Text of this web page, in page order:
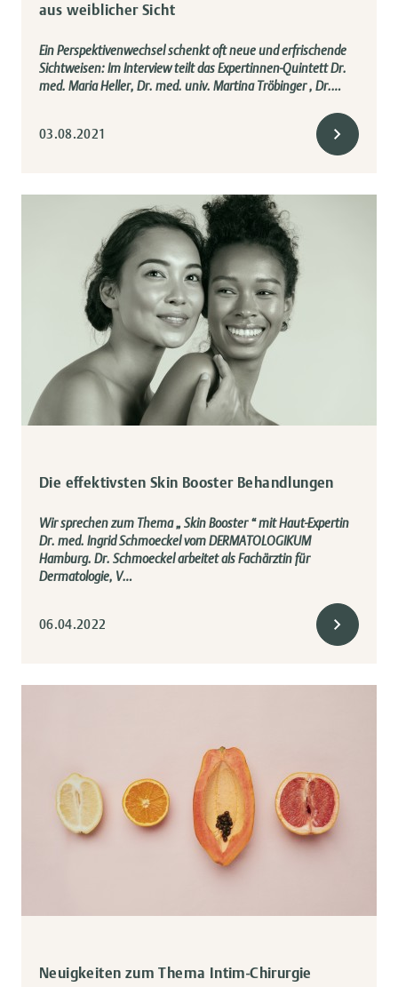
aus weiblicher Sicht
Ein Perspektivenwechsel schenkt oft neue und erfrischende
Sichtweisen: Im Interview teilt das Expertinnen-Quintett Dr.
med. Maria Heller, Dr. med. univ. Martina Tröbinger , Dr.…
03.08.2021
Die effektivsten Skin Booster Behandlungen
Wir sprechen zum Thema „ Skin Booster “ mit Haut-Expertin
Dr. med. Ingrid Schmoeckel vom DERMATOLOGIKUM
Hamburg. Dr. Schmoeckel arbeitet als Fachärztin für
Dermatologie, V…
06.04.2022
Neuigkeiten zum Thema Intim-Chirurgie